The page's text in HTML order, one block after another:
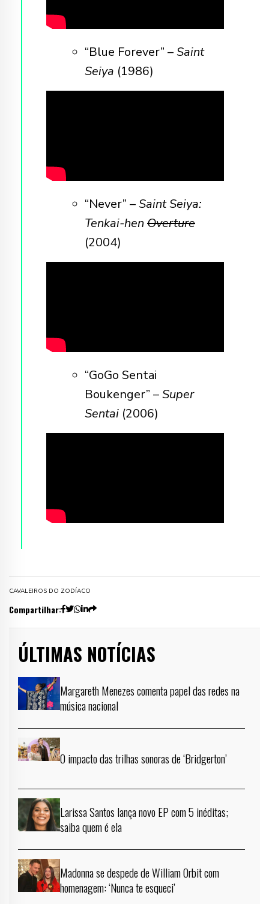
“Blue Forever” –Saint
Seiya (1986)
“Never” –Saint Seiya:
Tenkai-hen Overture
(2004)
“GoGo Sentai
Boukenger” –Super
Sentai (2006)
CAVALEIROS DO ZODÍACO
Compartilhar:
ÚLTIMAS NOTÍCIAS
Margareth Menezes comenta papel das redes na
música nacional
O impacto das trilhas sonoras de ‘Bridgerton’
Larissa Santos lança novo EP com 5 inéditas;
saiba quem é ela
Madonna se despede de William Orbit com
homenagem: ‘Nunca te esqueci’